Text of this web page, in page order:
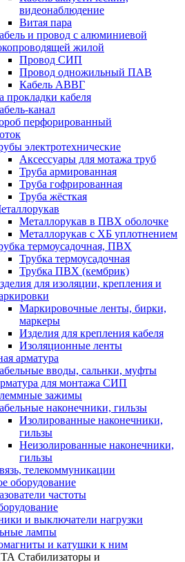
видеонаблюдение
Витая пара
и провод с алюминиевой
жилой
Провод СИП
Провод одножильный ПАВ
Кабель АВВГ
прокладки кабеля
канал
перфорированный
электротехнические
Аксессуары для мотажа труб
Труба армированная
Труба гофрированная
Труба жёсткая
Металлорукав в ПВХ оболочке
Металлорукав с ХБ уплотнением
термоусадочная, ПВХ
Трубка термоусадочная
Трубка ПВХ (кембрик)
для изоляции, крепления и
Маркировочные ленты, бирки,
маркеры
Изделия для крепления кабеля
Изоляционные ленты
арматура
вводы, сальнки, муфты
для монтажа СИП
зажимы
наконечники, гильзы
Изолированные наконечники,
гильзы
Неизолированные наконечники,
гильзы
телекоммуникации
оборудование
частоты
и выключатели нагрузки
лампы
и катушки к ним
Стабилизаторы и